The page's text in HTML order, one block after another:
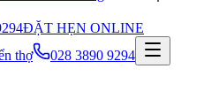
ĐẶT HẸN ONLINE
thợ
028 3890 9294